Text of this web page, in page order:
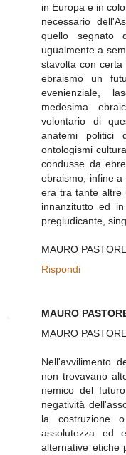
in Europa e in
necessario
quello segnato
ugualmente a
stavolta con
ebraismo un
evenienziale,
medesima
volontario di
anatemi politici
ontologismi
condusse da
ebraismo, infine
era tra tante altre
innanzitutto ed
pregiudicante,
MAURO
Rispondi
MAURO
MAURO
Nell'avvilimento
non trovavano
nemico del
negatività
la costruzione
assolutezza ed
alternative etiche